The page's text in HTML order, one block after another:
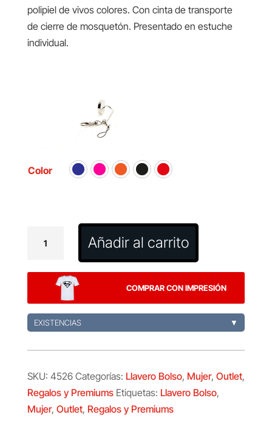
polipiel de vivos colores. Con cinta de transporte
de cierre de mosquetón. Presentado en estuche
individual.
Color
Bolso
cantidad
Añadir al carrito
COMPRAR CON IMPRESIÓN
EXISTENCIAS ▼
SKU: 4526 Categorías: Llavero Bolso, Mujer, Outlet,
Regalos y Premiums Etiquetas: Llavero Bolso,
Mujer, Outlet, Regalos y Premiums